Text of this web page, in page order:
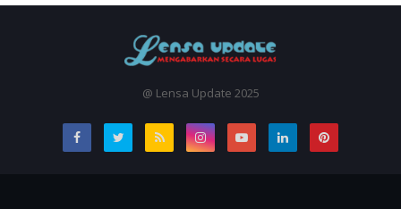
@ Lensa Update 2025